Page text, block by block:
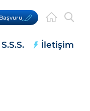
S.S.S. İletişim